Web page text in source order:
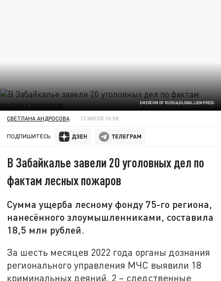
EMERCOM OF RUSSIA/GLOBALLOOKPRESS
СВЕТЛАНА АНДРОСОВА 13 ИЮЛЯ 10:58
ПОДПИШИТЕСЬ:
В Забайкалье завели 20 уголовных дел по
фактам лесных пожаров
Сумма ущерба лесному фонду 75-го региона,
нанесённого злоумышленниками, составила
18,5 млн рублей.
За шесть месяцев 2022 года органы дознания
регионального управления МЧС выявили 18
криминальных деяний, 2 – следственные